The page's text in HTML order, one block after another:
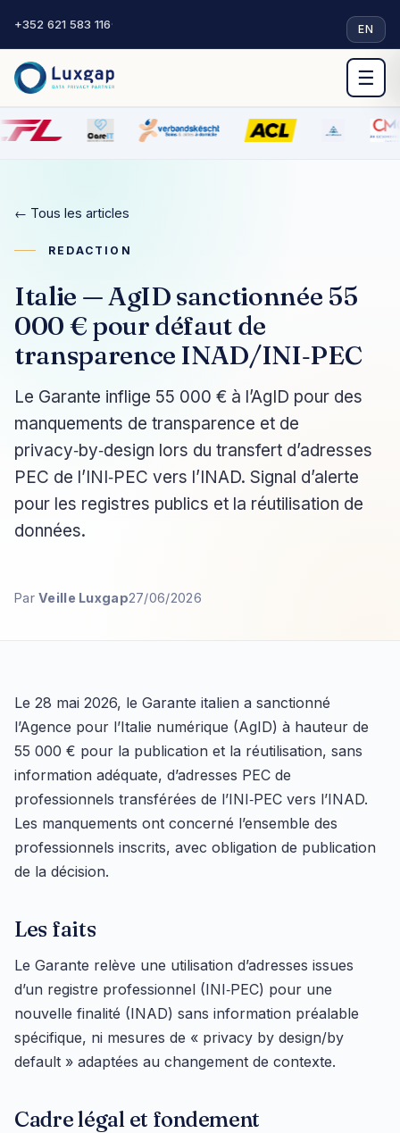
+352 621 583 116· EN
☰
← Tous les articles
REDACTION
Italie — AgID sanctionnée 55
000 € pour défaut de
transparence INAD/INI‑PEC
Le Garante inflige 55 000 € à l’AgID pour des
manquements de transparence et de
privacy‑by‑design lors du transfert d’adresses
PEC de l’INI‑PEC vers l’INAD. Signal d’alerte
pour les registres publics et la réutilisation de
données.
ParVeille Luxgap27/06/2026
Le 28 mai 2026, le Garante italien a sanctionné
l’Agence pour l’Italie numérique (AgID) à hauteur de
55 000 € pour la publication et la réutilisation, sans
information adéquate, d’adresses PEC de
professionnels transférées de l’INI‑PEC vers l’INAD.
Les manquements ont concerné l’ensemble des
professionnels inscrits, avec obligation de publication
de la décision.
Les faits
Le Garante relève une utilisation d’adresses issues
d’un registre professionnel (INI‑PEC) pour une
nouvelle finalité (INAD) sans information préalable
spécifique, ni mesures de « privacy by design/by
default » adaptées au changement de contexte.
Cadre légal et fondement